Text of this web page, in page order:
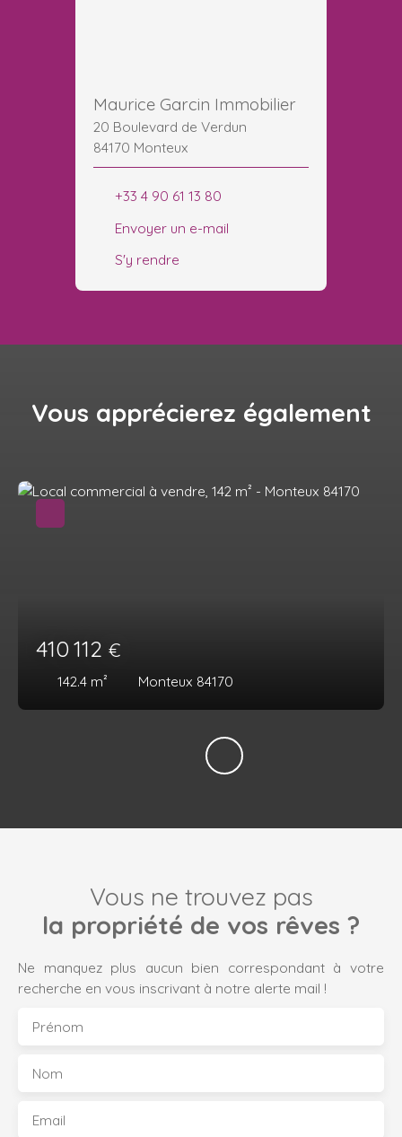
Maurice Garcin Immobilier
20 Boulevard de Verdun
84170 Monteux
+33 4 90 61 13 80
Envoyer un e-mail
S'y rendre
Vous apprécierez également
410 112 €
142.4 m² Monteux 84170
Vous ne trouvez pas
la propriété de vos rêves ?
Ne manquez plus aucun bien correspondant à votre
recherche en vous inscrivant à notre alerte mail !
Prénom
Nom
Email